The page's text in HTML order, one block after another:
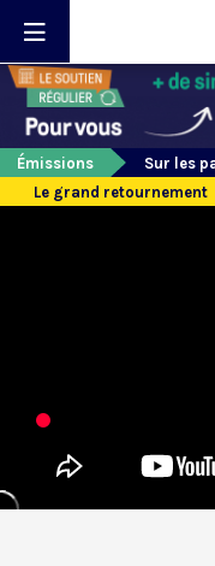
Émissions
Sur les
Le grand retournement